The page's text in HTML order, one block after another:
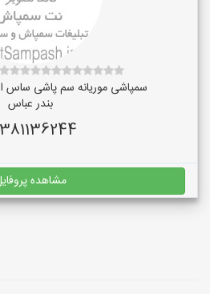
سمپاشی موریانه سم پاشی ساس
بندر عباس
مشاهده